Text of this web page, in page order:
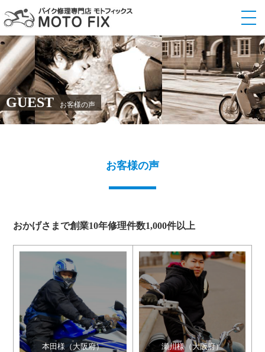
GUEST お客様の声
お客様の声
おかげさまで創業10年修理件数1,000件以上
本田様（大阪府） 瀬川様（大阪府）